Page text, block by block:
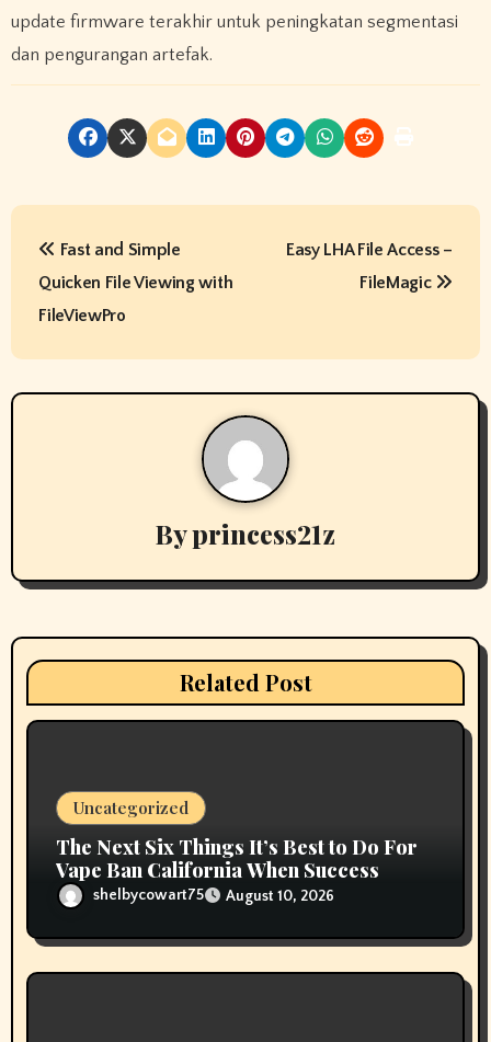
update firmware terakhir untuk peningkatan segmentasi
dan pengurangan artefak.
P
t
n
g
a
Fast and Simple
Quicken File Viewing with
FileViewPro
Easy LHA File Access –
FileMagic
Byprincess21z
Related Post
Uncategorized
The Next Six Things It’s Best to Do For
Vape Ban California When Success
shelbycowart75 August 10, 2026